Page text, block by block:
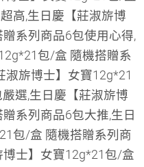
高,生日慶【莊淑旂博
系列商品6包使用心得,
包/盒 隨機搭贈系
淑旂博士】女寶12g*21
選,生日慶【莊淑旂博
系列商品6包大推,生日
包/盒 隨機搭贈系列商
士】女寶12g*21包/盒